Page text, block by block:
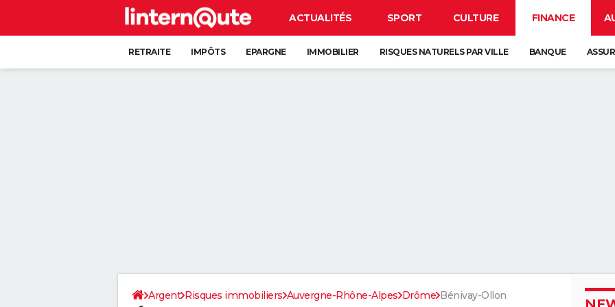
ACTUALITÉS SPORT CULTURE FINANCE
RETRAITE IMPÔTS EPARGNE IMMOBILIER RISQUES NATURELS PAR VILLE BANQUE
Argent Risques immobiliers Auvergne-Rhône-Alpes Drôme Bénivay-Ollon